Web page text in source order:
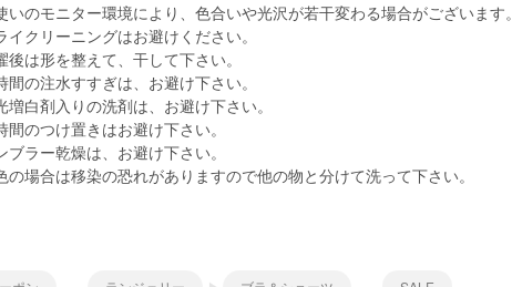
いのモニター環境により、色合いや光沢が若干変わる場合がございます。
イクリーニングはお避けください。
後は形を整えて、干して下さい。
間の注水すすぎは、お避け下さい。
増白剤入りの洗剤は、お避け下さい。
間のつけ置きはお避け下さい。
ブラー乾燥は、お避け下さい。
の場合は移染の恐れがありますので他の物と分けて洗って下さい。